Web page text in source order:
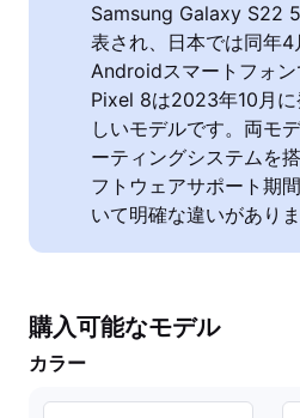
Samsung Galaxy S22
表され、日本では同年4
Androidスマートフォ
Pixel 8は2023年10月
しいモデルです。両モ
ーティングシステムを
フトウェアサポート期
いて明確な違いがありま
購入可能なモデル
カラー